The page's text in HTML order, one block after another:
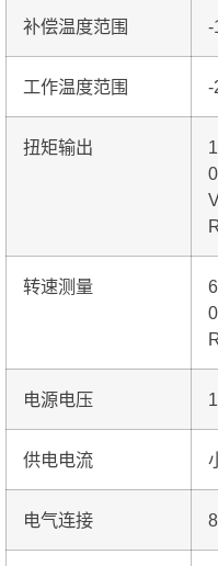
补偿温度范围 -
工作温度范围 -
扭矩输出
转速测量
电源电压
供电电流
电气连接